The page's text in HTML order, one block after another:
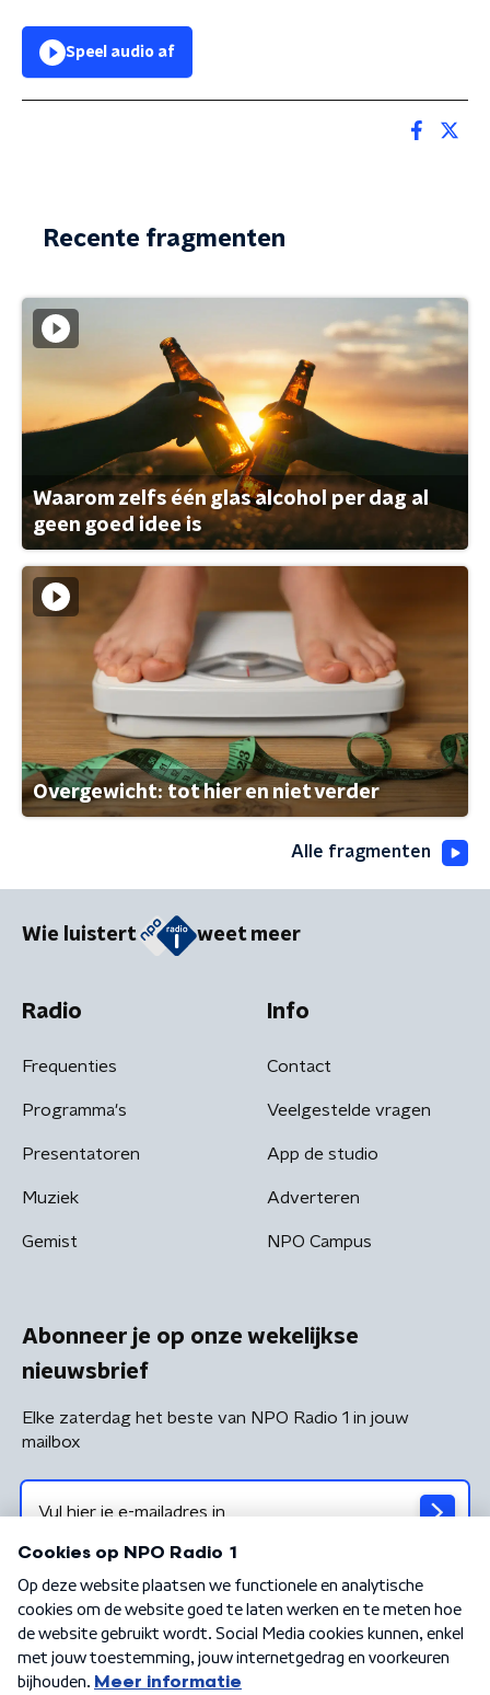
Speel audio af
Recente fragmenten
Waarom zelfs één glas alcohol per dag al
geen goed idee is
Overgewicht: tot hier en niet verder
Alle fragmenten
Wie luistert weet meer
Radio
Frequenties
Programma's
Presentatoren
Muziek
Gemist
Info
Contact
Veelgestelde vragen
App de studio
Adverteren
NPO Campus
Abonneer je op onze wekelijkse
nieuwsbrief
Elke zaterdag het beste van NPO Radio 1 in jouw
mailbox
Algemene voorwaarden